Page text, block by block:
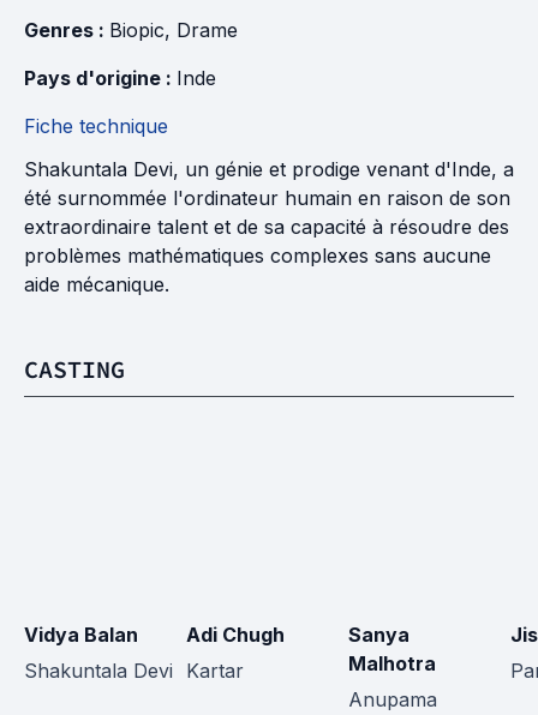
Genres : Biopic, Drame
Pays d'origine : Inde
Fiche technique
Shakuntala Devi, un génie et prodige venant d'Inde, a
été surnommée l'ordinateur humain en raison de son
extraordinaire talent et de sa capacité à résoudre des
problèmes mathématiques complexes sans aucune
aide mécanique.
CASTING
Vidya Balan
Shakuntala Devi
Adi Chugh
Kartar
Sanya
Malhotra
Anupama